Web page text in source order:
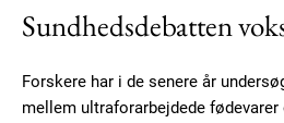
Sundhedsdebatten
Forskere har i de senere år
mellem ultraforarbejdede